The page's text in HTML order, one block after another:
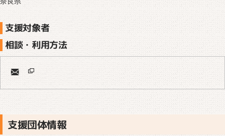
支援対象者
相談・利用方法
支援団体情報